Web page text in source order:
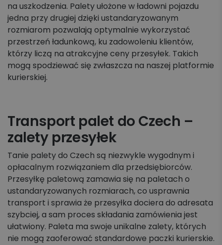
na uszkodzenia. Palety ułożone w ładowni pojazdu
jedna przy drugiej dzięki ustandaryzowanym
rozmiarom pozwalają optymalnie wykorzystać
przestrzeń ładunkową, ku zadowoleniu klientów,
którzy liczą na atrakcyjne ceny przesyłek. Takich
mogą spodziewać się zwłaszcza na naszej platformie
kurierskiej.
Transport palet do Czech –
zalety przesyłek
Tanie palety do Czech są niezwykle wygodnym i
opłacalnym rozwiązaniem dla przedsiębiorców.
Przesyłkę paletową zamawia się na paletach o
ustandaryzowanych rozmiarach, co usprawnia
transport i sprawia że przesyłka dociera do adresata
szybciej, a sam proces składania zamówienia jest
ułatwiony. Paleta ma swoje unikalne zalety, których
nie mogą zaoferować standardowe paczki kurierskie.